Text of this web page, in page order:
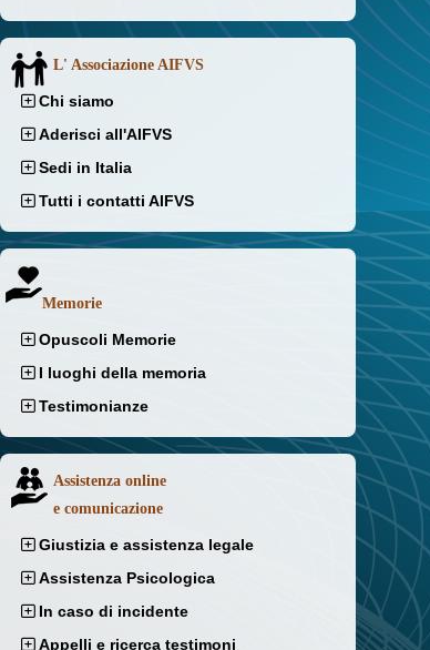
L' Associazione AIFVS
Chi siamo
Aderisci all'AIFVS
Sedi in Italia
Tutti i contatti AIFVS
Memorie
Opuscoli Memorie
I luoghi della memoria
Testimonianze
Assistenza online
e comunicazione
Giustizia e assistenza legale
Assistenza Psicologica
In caso di incidente
Appelli e ricerca testimoni